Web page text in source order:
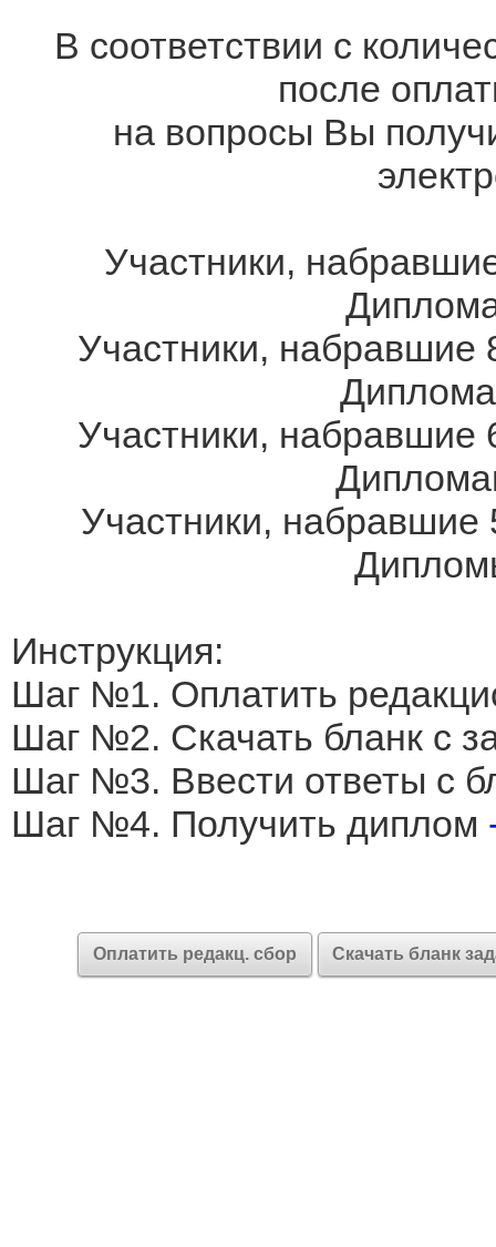
В соответствии с
после
на вопросы Вы
Участники,
Участники, набравшие
Участники, набравшие
Участники,
Инструкция:
Шаг №1. Оплатить
Шаг №2. Скачать бланк с
Шаг №3. Ввести ответы с
Шаг №4. Получить диплом
Оплатить редакц. сбор Скачать бланк